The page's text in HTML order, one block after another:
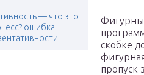
— что это
ошибка
скобке
пропуск